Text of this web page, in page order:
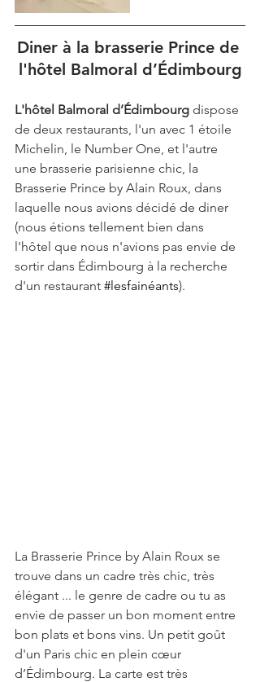
Diner à la brasserie Prince de
l'hôtel Balmoral d’Édimbourg
L'hôtel Balmoral d’Édimbourg dispose
de deux restaurants, l'un avec 1 étoile
Michelin, le Number One, et l'autre
une brasserie parisienne chic, la
Brasserie Prince by Alain Roux, dans
laquelle nous avions décidé de diner
(nous étions tellement bien dans
l'hôtel que nous n'avions pas envie de
sortir dans Édimbourg à la recherche
d'un restaurant #lesfainéants).
La Brasserie Prince by Alain Roux se
trouve dans un cadre très chic, très
élégant ... le genre de cadre ou tu as
envie de passer un bon moment entre
bon plats et bons vins. Un petit goût
d'un Paris chic en plein cœur
d’Édimbourg. La carte est très